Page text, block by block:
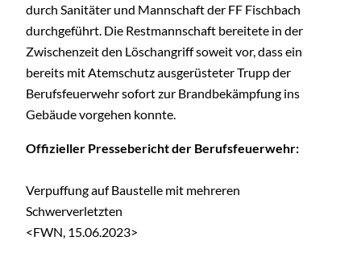
durch Sanitäter und Mannschaft der FF Fischbach
durchgeführt. Die Restmannschaft bereitete in der
Zwischenzeit den Löschangriff soweit vor, dass ein
bereits mit Atemschutz ausgerüsteter Trupp der
Berufsfeuerwehr sofort zur Brandbekämpfung ins
Gebäude vorgehen konnte.
Offizieller Pressebericht der Berufsfeuerwehr:
Verpuffung auf Baustelle mit mehreren
Schwerverletzten
<FWN, 15.06.2023>